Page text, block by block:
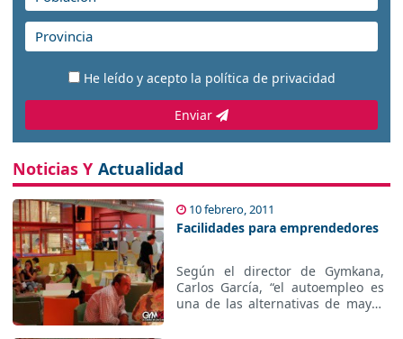
He leído y acepto la política de privacidad
Enviar
Noticias Y Actualidad
10 febrero, 2011
Facilidades para emprendedores
Según el director de Gymkana,
Carlos García, “el autoempleo es
una de las alternativas de mayor